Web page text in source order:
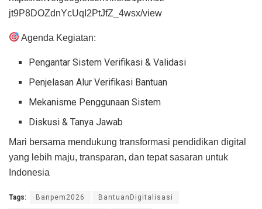
jt9P8DOZdnYcUqI2PtJfZ_4wsx/view
Agenda Kegiatan:
Pengantar Sistem Verifikasi & Validasi
Penjelasan Alur Verifikasi Bantuan
Mekanisme Penggunaan Sistem
Diskusi & Tanya Jawab
Mari bersama mendukung transformasi pendidikan digital
yang lebih maju, transparan, dan tepat sasaran untuk
Indonesia
Tags: Banpem2026 BantuanDigitalisasi